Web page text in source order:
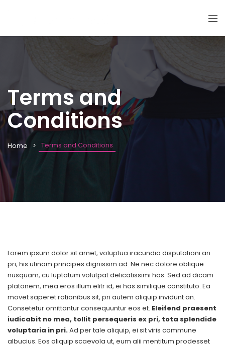
Terms and
Conditions
Home Terms and Conditions
Lorem ipsum dolor sit amet, voluptua iracundia disputationi an
pri, his utinam principes dignissim ad. Ne nec dolore oblique
nusquam, cu luptatum volutpat delicatissimi has. Sed ad dicam
platonem, mea eros illum elitr id, ei has similique constituto. Ea
movet saperet rationibus sit, pri autem aliquip invidunt an.
Consetetur omittantur consequuntur eos et. Eleifend praesent
iudicabit no mea, tollit persequeris ex pri, tota splendide
voluptaria in pri.Ad per tale aliquip, ei sit viris commune
albucius. Eos aliquip scaevola ut, eum alii mentitum prodesset